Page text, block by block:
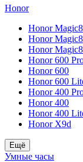
Honor
Honor
Honor Magic8
Honor
Honor 600
Honor 600
Honor 600
Honor 400
Honor 400
Honor 400
Honor X9d
Ещё
Умные часы